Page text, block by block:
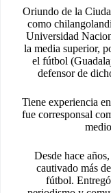
Oriundo de la
como
Universidad
la media superior,
el fútbol
defensor de
Tiene experiencia
fue corresponsal
Desde hace
cautivado más
fútbol.